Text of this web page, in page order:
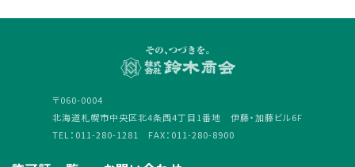
〒060-0004
北海道札幌市中央区北4条西4丁目1番地 伊藤・加藤ビル6F
TEL：011-280-1281 FAX：011-280-8900